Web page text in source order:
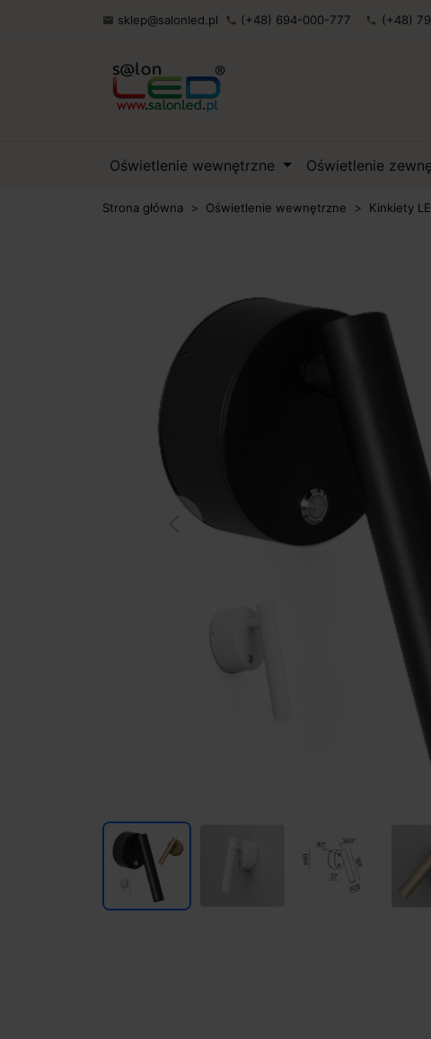
 sklep@salonled.pl phone (+48) 694-000-777 phone (+48)
Oświetlenie wewnętrzne Oświetlenie
Strona główna Oświetlenie wewnętrzne Kinkiety
Previous